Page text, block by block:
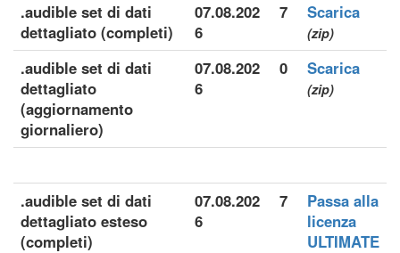
.audible set di dati
dettagliato (completi)
07.08.202
6
7 Scarica
(zip)
.audible set di dati
dettagliato
(aggiornamento
giornaliero)
07.08.202
6
0 Scarica
(zip)
.audible set di dati
dettagliato esteso
(completi)
07.08.202
6
7
Passa alla
licenza
ULTIMATE